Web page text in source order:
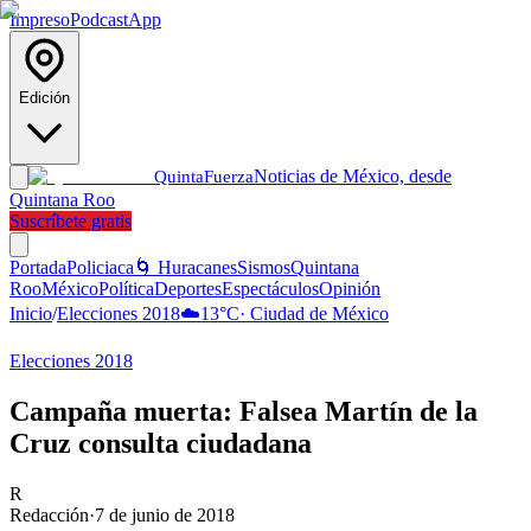
ImpresoPodcastApp
Edición
QuintaFuerzaNoticias de México, desde
Quintana Roo
Suscríbete gratis
PortadaPoliciaca 🌀 HuracanesSismosQuintana
RooMéxicoPolíticaDeportesEspectáculosOpinión
Inicio/Elecciones 2018☁️13°C· Ciudad de México
Elecciones 2018
Campaña muerta: Falsea Martín de la
Cruz consulta ciudadana
R
Redacción·7 de junio de 2018